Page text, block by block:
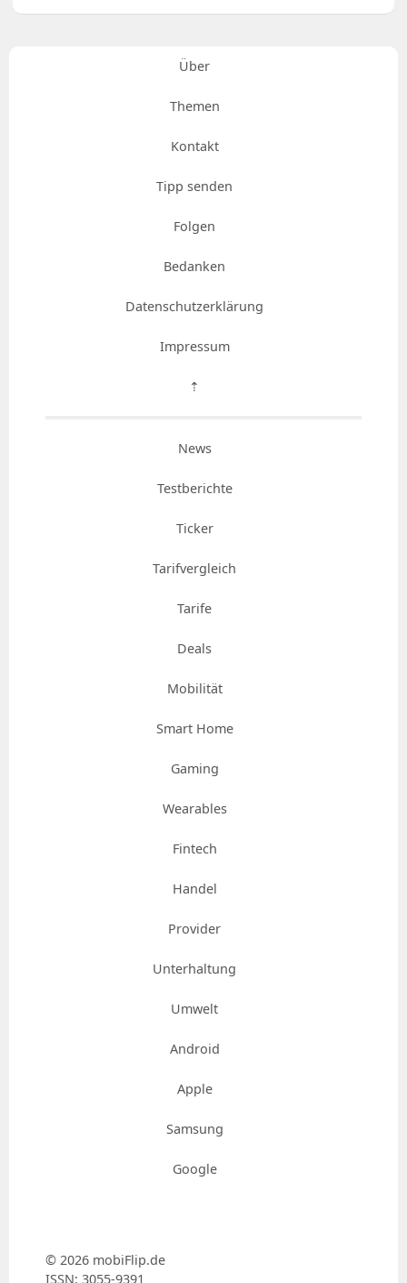
Über
Themen
Kontakt
Tipp senden
Folgen
Bedanken
Datenschutzerklärung
Impressum
⇡
News
Testberichte
Ticker
Tarifvergleich
Tarife
Deals
Mobilität
Smart Home
Gaming
Wearables
Fintech
Handel
Provider
Unterhaltung
Umwelt
Android
Apple
Samsung
Google
© 2026 mobiFlip.de
ISSN: 3055-9391